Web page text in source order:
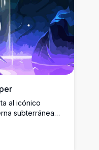
al icónico
subterránea
cueva,